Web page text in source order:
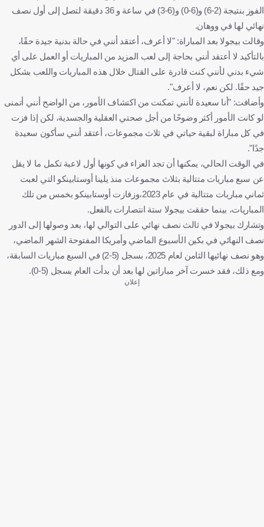
الفوز بنتيجة (2-6) و(6-0) و(6-3) في ساعة و 36 دقيقة لتصل إلى أول نصف
نهائي لها في ووهان.
وقالت بيجولا بعد المباراة: "لا أعرف، أعتقد أنني في حالة بدنية جيدة حقًا،
بالتأكيد لا أعتقد أنني بحاجة إلى لعب المزيد من المباريات أو العمل على أي
شيء بدني لأنني كنت قادرة على القتال خلال هذه المباريات واللعب بشكل
جيد حقًا. لكن نعم، لا أعرف".
وأضافت: "أنا سعيدة لأنني تمكنت من اكتشاف الأمور، من الواضح أنني أتمنى
لو كانت الأمور أكثر وضوحًا من أجل صحتي العقلية والجسدية، لكن إذا فزت
في كل مباراة لبقية حياتي في ثلاث مجموعات، أعتقد أنني سأكون سعيدة
جدًا".
في الوقت الحالي، يمكنها أن تجد العزاء في كونها أول لاعبة تكمل ما لا يقل
عن سبع مباريات متتالية بثلاث مجموعات منذ يلينا أوستابينكو التي لعبت
ثماني مباريات متتالية في عام 2023،وزفازت أوستابينكو بخمس من تلك
المباريات، بينما حققت بيجولا ستة انتصارات بالفعل.
وتشارك بيجولا في ثالث نصف نهائي على التوالي لها، بعد وصولها إلى الدور
نصف النهائي في بكين الأسبوع الماضي وأمريكا المفتوحة الشهر الماضي،
وهو نصف نهائيها الثامن لعام 2025، بسجل (5-2) في السبع مباريات السابقة،
ومع ذلك، فقد خسرت آخر مباراتين لها بعد أن بدأت العام بسجل (5-0).
إعلان